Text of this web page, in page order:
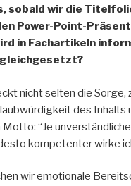
sobald wir die
Power-Point-
in Fachartikeln
nicht selten die Sorge,
des Inhalts
“Je
kompetenter wirke
wir emotionale